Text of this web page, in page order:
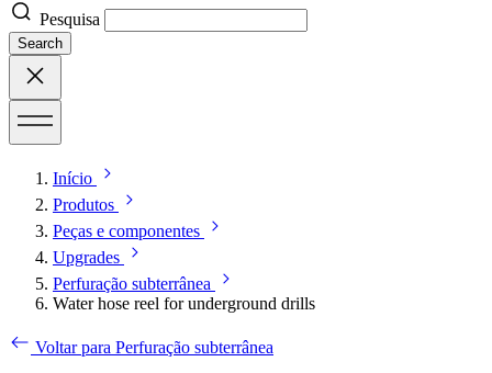
Pesquisa
Search
Início
Produtos
Peças e componentes
Upgrades
Perfuração subterrânea
Water hose reel for underground drills
Voltar para Perfuração subterrânea